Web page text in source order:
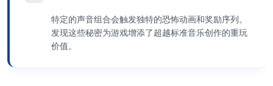
特定的声音组合会触发独特的恐怖动画和奖励序列。
发现这些秘密为游戏增添了超越标准音乐创作的重玩
价值。